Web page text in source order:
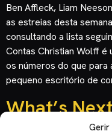
Gerir
Ben Affleck, Liam
as estreias desta
consultando a lista
Contas Christian Wolff é
os números do que para
pequeno escritório de
What’s